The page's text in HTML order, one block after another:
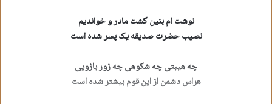
نوشت ام بنین گشت مادر و خواندیم
نصیب حضرت صدیقه یک پسر شده است
چه هیبتی چه شکوهی چه زور بازویی
هراس دشمن از این قوم بیشتر شده است